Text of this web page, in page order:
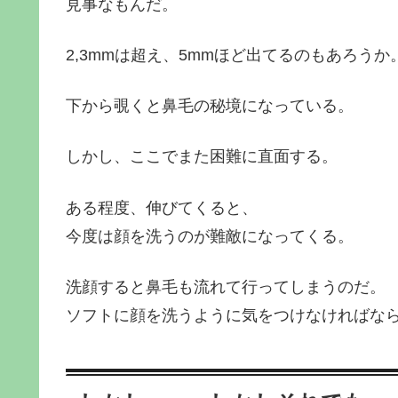
見事なもんだ。
2,3mmは超え、5mmほど出てるのもあろうか。
下から覗くと鼻毛の秘境になっている。
しかし、ここでまた困難に直面する。
ある程度、伸びてくると、
今度は顔を洗うのが難敵になってくる。
洗顔すると鼻毛も流れて行ってしまうのだ。
ソフトに顔を洗うように気をつけなければなら